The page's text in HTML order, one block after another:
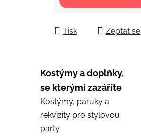
Tisk Zeptat se
Kostýmy a doplňky,
se kterými zazáříte
Kostýmy, paruky a
rekvizity pro stylovou
party